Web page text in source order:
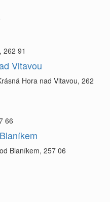
262 91
Vltavou
Hora nad Vltavou, 262
66
Blaníkem, 257 06